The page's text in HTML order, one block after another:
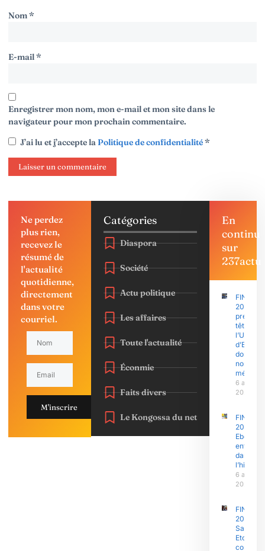
Nom*
E-mail*
Enregistrer mon nom, mon e-mail et mon site dans le
navigateur pour mon prochain commentaire.
J’ai lu et j’accepte laPolitique de confidentialité*
Ne perdez
plus rien,
recevez le
résumé de
l'actualité
quotidienne,
directement
dans votre
courriel.
M'inscrire
Catégories
Diaspora
Société
Actu politique
Les affaires
Toute l'actualité
Éconmie
Faits divers
Le Kongossa du net
En
continu
sur
237actu
FINAJU
2026 :
prend la
tête,
domine
nombre
6 août
2026
FINAJU
2026 :
Ebolowa
entre
dans
l’histoire
6 août
2026
FINAJU
2026 :
Samuel
Eto’o Fils